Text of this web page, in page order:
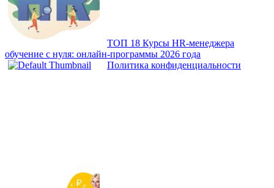
ТОП 18 Курсы HR‑менеджера
обучение с нуля: онлайн‑программы 2026 года
Политика конфиденциальности